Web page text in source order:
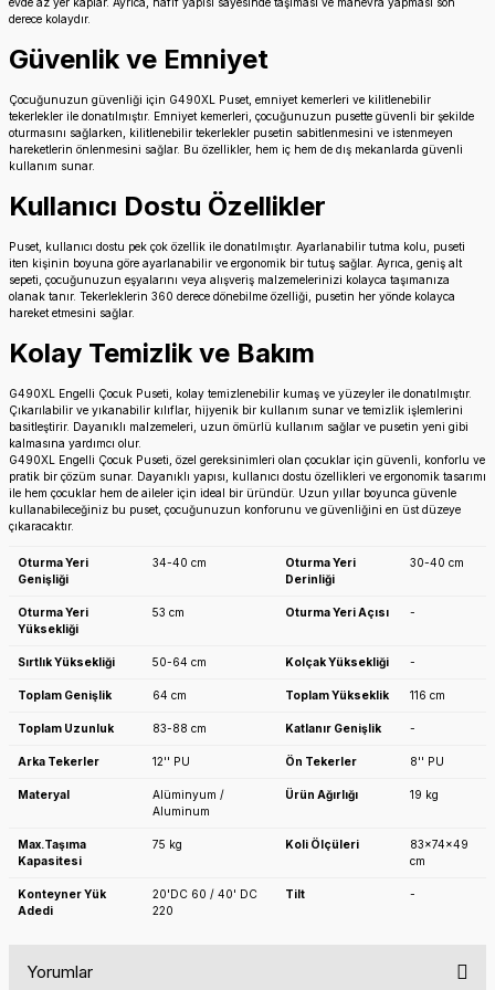
derece kolaydır.
Güvenlik ve Emniyet
Çocuğunuzun güvenliği için G490XL Puset, emniyet kemerleri ve kilitlenebilir
tekerlekler ile donatılmıştır. Emniyet kemerleri, çocuğunuzun pusette güvenli bir şekilde
oturmasını sağlarken, kilitlenebilir tekerlekler pusetin sabitlenmesini ve istenmeyen
hareketlerin önlenmesini sağlar. Bu özellikler, hem iç hem de dış mekanlarda güvenli
kullanım sunar.
Kullanıcı Dostu Özellikler
Puset, kullanıcı dostu pek çok özellik ile donatılmıştır. Ayarlanabilir tutma kolu, puseti
iten kişinin boyuna göre ayarlanabilir ve ergonomik bir tutuş sağlar. Ayrıca, geniş alt
sepeti, çocuğunuzun eşyalarını veya alışveriş malzemelerinizi kolayca taşımanıza
olanak tanır. Tekerleklerin 360 derece dönebilme özelliği, pusetin her yönde kolayca
hareket etmesini sağlar.
Kolay Temizlik ve Bakım
G490XL Engelli Çocuk Puseti, kolay temizlenebilir kumaş ve yüzeyler ile donatılmıştır.
Çıkarılabilir ve yıkanabilir kılıflar, hijyenik bir kullanım sunar ve temizlik işlemlerini
basitleştirir. Dayanıklı malzemeleri, uzun ömürlü kullanım sağlar ve pusetin yeni gibi
kalmasına yardımcı olur.
G490XL Engelli Çocuk Puseti, özel gereksinimleri olan çocuklar için güvenli, konforlu ve
pratik bir çözüm sunar. Dayanıklı yapısı, kullanıcı dostu özellikleri ve ergonomik tasarımı
ile hem çocuklar hem de aileler için ideal bir üründür. Uzun yıllar boyunca güvenle
kullanabileceğiniz bu puset, çocuğunuzun konforunu ve güvenliğini en üst düzeye
çıkaracaktır.
Oturma Yeri
Genişliği
34-40 cm
Oturma Yeri
Derinliği
30-40 cm
Oturma Yeri
Yüksekliği
53 cm Oturma Yeri Açısı -
Sırtlık Yüksekliği 50-64 cm Kolçak Yüksekliği -
Toplam Genişlik 64 cm Toplam Yükseklik 116 cm
Toplam Uzunluk 83-88 cm Katlanır Genişlik -
Arka Tekerler 12'' PU Ön Tekerler 8'' PU
Materyal
Alüminyum /
Aluminum
Ürün Ağırlığı 19 kg
Max.Taşıma
Kapasitesi
75 kg Koli Ölçüleri
83x74x49
cm
Konteyner Yük
Adedi
20'DC 60 / 40' DC
220
Tilt -
Yorumlar